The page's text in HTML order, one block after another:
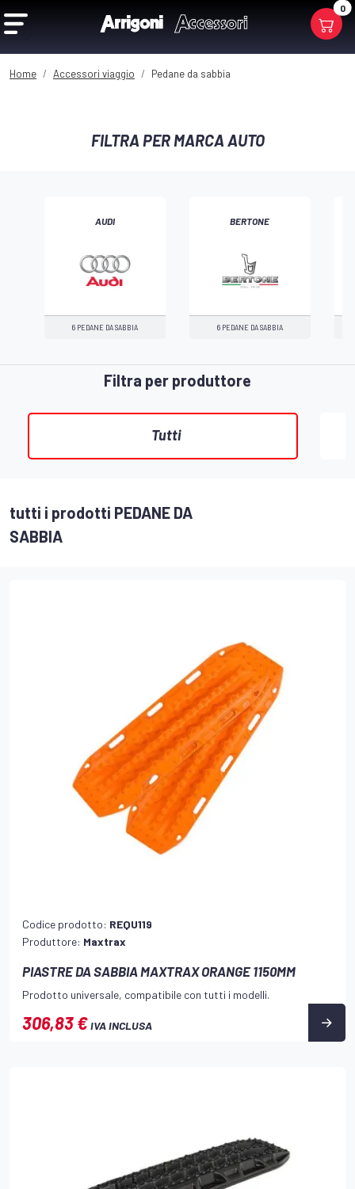
0
Home Accessori viaggio Pedane da sabbia
FILTRA PER MARCA AUTO
AUDI
6 PEDANE DA SABBIA
BERTONE
6 PEDANE DA SABBIA
Filtra per produttore
Tutti
tutti i prodotti PEDANE DA
SABBIA
Codice prodotto: REQU119
Produttore: Maxtrax
PIASTRE DA SABBIA MAXTRAX ORANGE 1150MM
Prodotto universale, compatibile con tutti i modelli.
306,83 €IVA INCLUSA